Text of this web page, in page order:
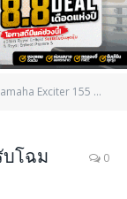
155 ปรับโฉมใหม่ ขุมพลังเดิม VVA 155cc
บโฉม
0